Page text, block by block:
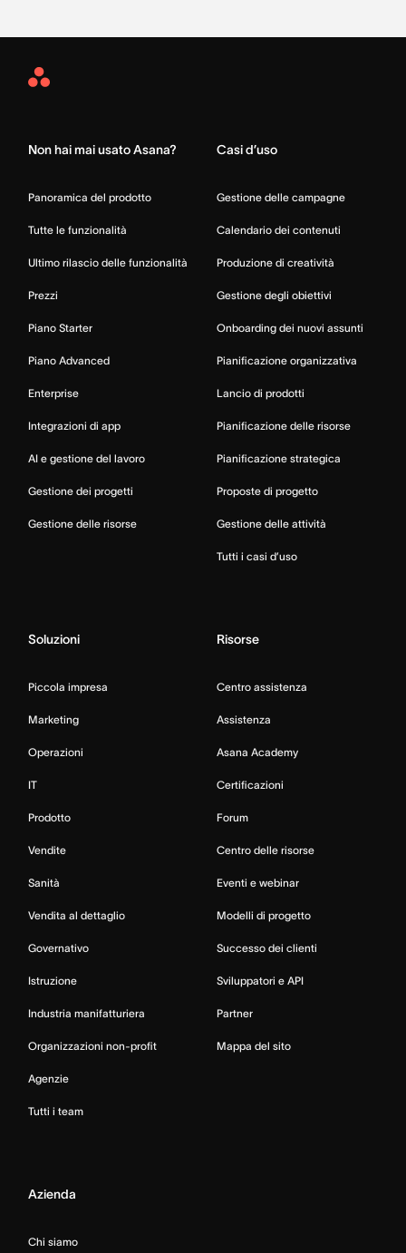
Asana
Non hai mai usato Asana?
Panoramica del prodotto
Tutte le funzionalità
Ultimo rilascio delle funzionalità
Prezzi
Piano Starter
Piano Advanced
Enterprise
Integrazioni di app
AI e gestione del lavoro
Gestione dei progetti
Gestione delle risorse
Casi d’uso
Gestione delle campagne
Calendario dei contenuti
Produzione di creatività
Gestione degli obiettivi
Onboarding dei nuovi assunti
Pianificazione organizzativa
Lancio di prodotti
Pianificazione delle risorse
Pianificazione strategica
Proposte di progetto
Gestione delle attività
Tutti i casi d’uso
Soluzioni
Piccola impresa
Marketing
Operazioni
IT
Prodotto
Vendite
Sanità
Vendita al dettaglio
Governativo
Istruzione
Industria manifatturiera
Organizzazioni non-profit
Agenzie
Tutti i team
Risorse
Centro assistenza
Assistenza
Asana Academy
Certificazioni
Forum
Centro delle risorse
Eventi e webinar
Modelli di progetto
Successo dei clienti
Sviluppatori e API
Partner
Mappa del sito
Azienda
Chi siamo